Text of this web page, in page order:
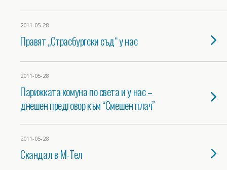
2011-05-28
Правят „Страсбургски съд“ у нас
2011-05-28
Парижката комуна по света и у нас –
днешен предговор към “Смешен плач”
2011-05-28
Скандал в М-Тел